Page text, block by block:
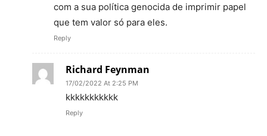
com a sua política genocida de imprimir papel
que tem valor só para eles.
Reply
Richard Feynman
17/02/2022 At 2:25 PM
kkkkkkkkkkk
Reply